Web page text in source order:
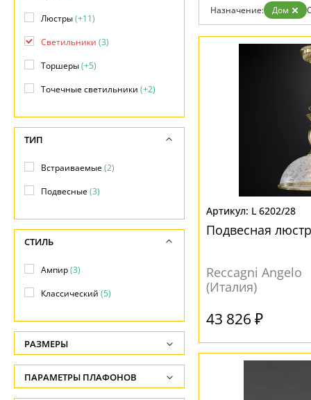
Контакты
Назначение: Дом
L 6202/28
Подвесная
Reccagni Angelo
(Италия)
43 826 ₽
Люстры(+11)
Светильники (3)
Торшеры(+5)
Точечные светильники (+2)
ТИП
Встраиваемые(2)
Подвесные(3)
СТИЛЬ
Ампир(3)
Классический (5)
РАЗМЕРЫ
Высота, см
-
ПАРАМЕТРЫ ПЛАФОНОВ